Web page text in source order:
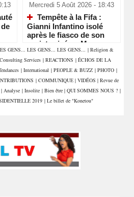
Mercredi 5 Août 2026 - 18:43
Tempête à la Fifa :
Gianni Infantino isolé
après le fiasco de son
projet privé au Maroc
GENS... LES GENS... LES GENS... | Religion &
Services | REACTIONS | ÉCHOS DE LA
| International | PEOPLE & BUZZ | PHOTO |
| COMMUNIQUE | VIDÉOS | Revue de
| Analyse | Insolite | Bien être | QUI SOMMES NOUS ? |
2019 | Le billet de "Konetou"